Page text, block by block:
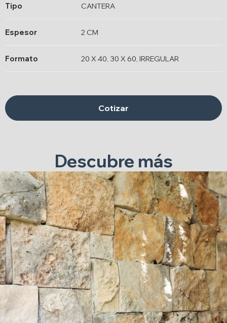
Tipo CANTERA
Espesor 2 CM
Formato 20 X 40, 30 X 60, IRREGULAR
Cotizar
Descubre más